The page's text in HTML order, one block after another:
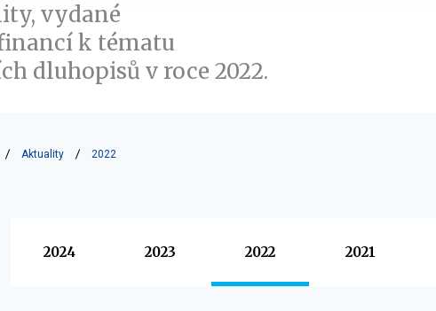
vydané
k tématu
dluhopisů v roce 2022.
Aktuality 2022
2024 2023 2022 2021